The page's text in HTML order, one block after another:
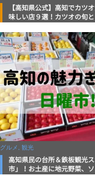
【高知県公式】高知でカツ
味しい店９選！カツオの旬
グルメ, 観光
高知県民の台所＆鉄板観光
市」！お土産に地元野菜、